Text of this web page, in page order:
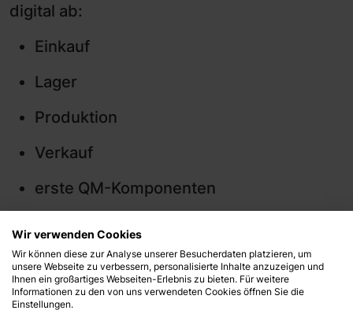
digital ab:
Einkauf
Lager
Produktion
Verkauf
erste QM-Komponenten
anwenderorientiert.
Automatisierte Prüfregeln sorgen für
Sicherheit.
Eine klare Buchungslogik reduziert
Wir verwenden Cookies
Wir können diese zur Analyse unserer Besucherdaten platzieren, um
unsere Webseite zu verbessern, personalisierte Inhalte anzuzeigen und
Ihnen ein großartiges Webseiten-Erlebnis zu bieten. Für weitere
Informationen zu den von uns verwendeten Cookies öffnen Sie die
Einstellungen.